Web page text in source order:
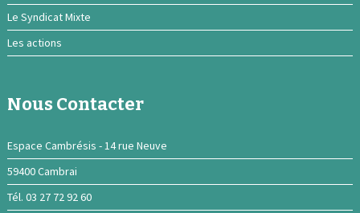
Le Syndicat Mixte
Les actions
Nous Contacter
Espace Cambrésis - 14 rue Neuve
59400 Cambrai
Tél. 03 27 72 92 60